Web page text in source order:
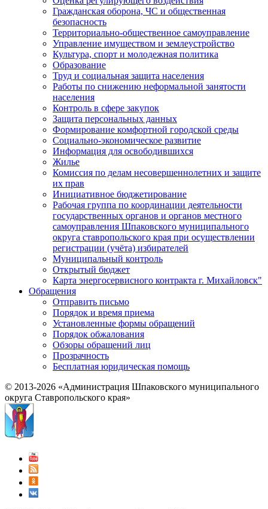
Гражданская оборона, ЧС и общественная
безопасность
Территориально-общественное самоуправление
Управление имуществом и землеустройство
Культура, спорт и молодежная политика
Образование
Труд и социальная защита населения
Работы по снижению неформальной занятости
населения
Контроль в сфере закупок
Защита персональных данных
Формирование комфортной городской среды
Социально-экономическое развитие
Информация для освободившихся
Жилье
Комиссия по делам несовершеннолетних и защите
их прав
Инициативное бюджетирование
Рабочая группа по координации деятельности
государственных органов и органов местного
самоуправления Шпаковского муниципального
округа ставропольского края при осуществлении
регистрации (учёта) избирателей
Муниципальный контроль
Открытый бюджет
Карта энергосервисного контракта г. Михайловск"
Обращения
Отправить письмо
Порядок и время приема
Установленные формы обращений
Порядок обжалования
Обзоры обращений лиц
Прозрачность
Бесплатная юридическая помощь
© 2013-2026 «Администрация Шпаковского муниципального
округа Ставропольского края»